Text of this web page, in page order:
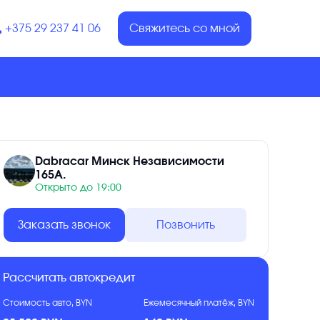
+375 29 237 41 06 Свяжитесь со мной
Dabracar Минск Независимости
165А.
Открыто до 19:00
Заказать звонок Позвонить
Рассчитать автокредит
Стоимость авто, BYN Ежемесячный платёж, BYN